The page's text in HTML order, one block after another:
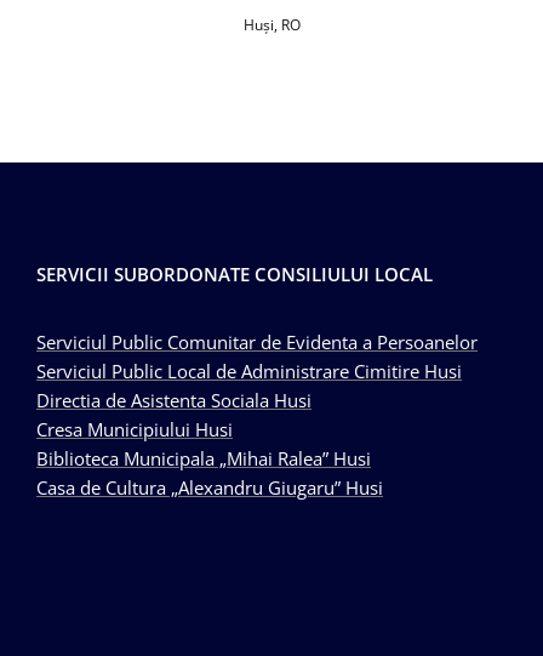
Huşi, RO
SERVICII SUBORDONATE CONSILIULUI LOCAL
Serviciul Public Comunitar de Evidenta a Persoanelor
Serviciul Public Local de Administrare Cimitire Husi
Directia de Asistenta Sociala Husi
Cresa Municipiului Husi
Biblioteca Municipala „Mihai Ralea” Husi
Casa de Cultura „Alexandru Giugaru” Husi